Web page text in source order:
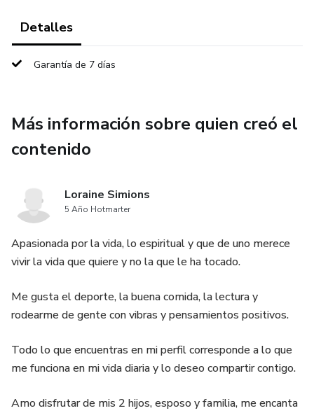
fe que acompaña
Dentro encontrarás reflexiones profundas,
afirmaciones suaves,
un ritual sencillo
y un camino de 7 días para recuperar la calma, sin presión.
Este libro no te pide más.
Te sostiene.
Tal vez tu alma estaba buscando un lugar donde
Detalles
Garantía de 7 días
Más información sobre quien creó el
contenido
Loraine Simions
5 Año Hotmarter
Apasionada por la vida, lo espiritual y que de uno merece
vivir la vida que quiere y no la que le ha tocado.
Me gusta el deporte, la buena comida, la lectura y
rodearme de gente con vibras y pensamientos positivos.
Todo lo que encuentras en mi perfil corresponde a lo que
me funciona en mi vida diaria y lo deseo compartir contigo.
Amo disfrutar de mis 2 hijos, esposo y familia, me encanta